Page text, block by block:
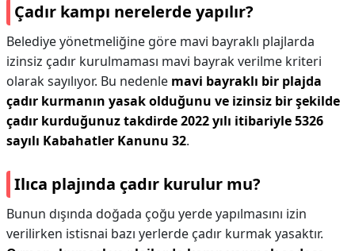
Çadır kampı nerelerde yapılır?
Belediye yönetmeliğine göre mavi bayraklı plajlarda
izinsiz çadır kurulmaması mavi bayrak verilme kriteri
olarak sayılıyor. Bu nedenle mavi bayraklı bir plajda
çadır kurmanın yasak olduğunu ve izinsiz bir şekilde
çadır kurduğunuz takdirde 2022 yılı itibariyle 5326
sayılı Kabahatler Kanunu 32.
Ilıca plajında çadır kurulur mu?
Bunun dışında doğada çoğu yerde yapılmasını izin
verilirken istisnai bazı yerlerde çadır kurmak yasaktır.